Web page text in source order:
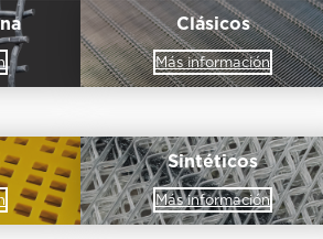
Clásicos
Más información
Sintéticos
Más información